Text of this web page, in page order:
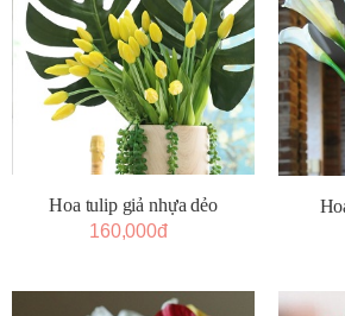
Hoa tulip giả nhựa dẻo
160,000đ